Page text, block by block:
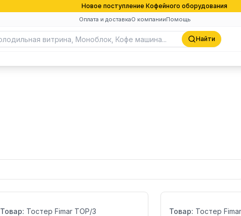
Новое поступление Кофейного оборудования
Оплата и доставкаО компанииПомощь
Найти
Бренд:
Товар: Тостер Fimar TOP/3
Бренд:
Товар: Тостер